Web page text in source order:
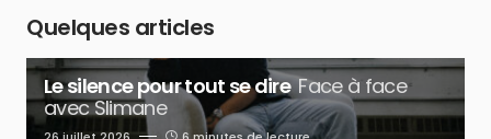
Quelques articles
Le silence pour tout se dire Face à face
avec Slimane